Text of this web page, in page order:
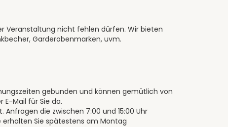
Veranstaltung nicht fehlen dürfen. Wir bieten
, Garderobenmarken, uvm.
gebunden und können gemütlich von
E-Mail für Sie da.
die zwischen 7:00 und 15:00 Uhr
Sie spätestens am Montag